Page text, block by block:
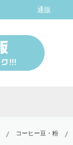
通販
コーヒー豆・粉